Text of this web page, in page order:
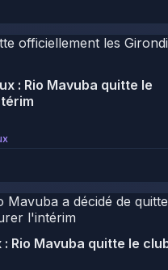
: Rio Mavuba quitte le
Rio Mavuba quitte le